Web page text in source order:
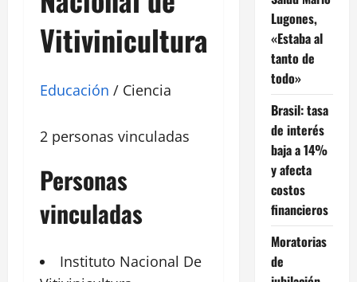
Vitivinicultura
Educación / Ciencia
2 personas vinculadas
Personas
vinculadas
Instituto Nacional De
Lugones,
«Estaba al
tanto de
todo»
Brasil: tasa
de interés
baja a 14%
y afecta
costos
financieros
Moratorias
de